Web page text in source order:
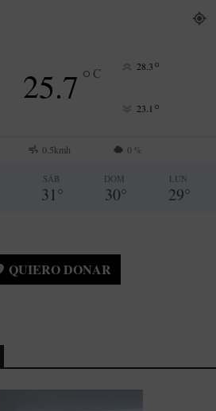
25.7 °C 28.3°
23.1 °
0.5kmh 0 %
SÁB
31°
DOM
30°
LUN
29°
QUIERO DONAR